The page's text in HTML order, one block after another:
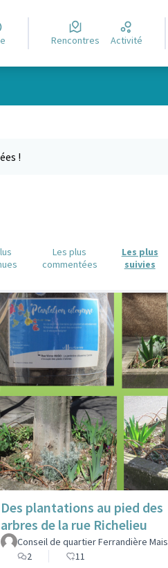
Rencontres Activité
!
Les plus
commentées
Les plus
suivies
Des plantations au pied des
arbres de la rue Richelieu
Conseil de quartier Ferrandière
2
11